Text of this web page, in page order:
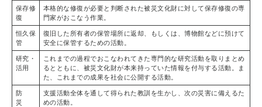
保存修
復
本格的な修復が必要と判断された被災文化財に対して保存修復の専
門家がおこなう作業。
恒久保
管
復旧した所有者の保管場所に返却、もしくは、博物館などに預けて
安全に保管するための活動。
研究・
活用
これまでの過程でおこなわれてきた専門的な研究活動を取りまとめ
るとともに、被災文化財が本来持っていた情報を付与する活動。ま
た、これまでの成果を社会に公開する活動。
防
災
支援活動全体を通して得られた教訓を生かし、次の災害に備えるた
めの活動。